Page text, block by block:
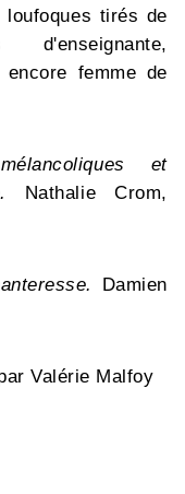
tirés de
femme de
et
Nathalie Crom,
Damien
Valérie Malfoy